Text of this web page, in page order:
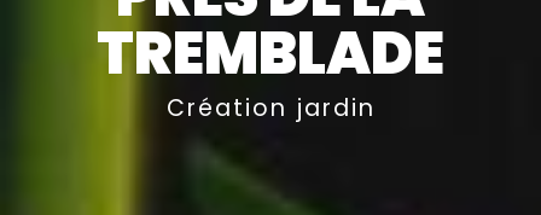
TREMBLADE
Création jardin